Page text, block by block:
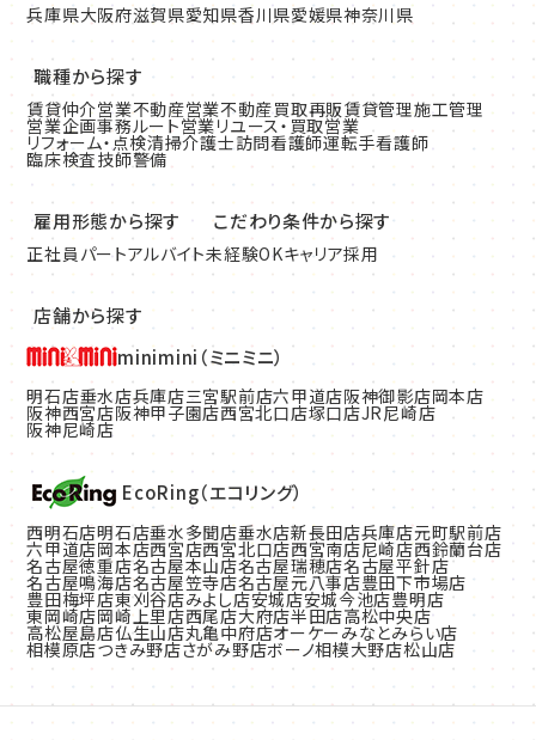
兵庫県大阪府滋賀県愛知県香川県愛媛県神奈川県
職種から探す
賃貸仲介営業不動産営業不動産買取再販賃貸管理施工管理
営業企画事務ルート営業リユース・買取営業
リフォーム・点検清掃介護士訪問看護師運転手看護師
臨床検査技師警備
雇用形態から探す
正社員 パートアルバイト
こだわり条件から探す
未経験OKキャリア採用
店舗から探す
minimini（ミニミニ）
明石店垂水店兵庫店三宮駅前店六甲道店阪神御影店岡本店
阪神西宮店阪神甲子園店西宮北口店塚口店JR尼崎店
阪神尼崎店
EcoRing（エコリング）
西明石店明石店垂水多聞店垂水店新長田店兵庫店元町駅前店
六甲道店岡本店西宮店西宮北口店西宮南店尼崎店西鈴蘭台店
名古屋徳重店名古屋本山店名古屋瑞穂店名古屋平針店
名古屋鳴海店名古屋笠寺店名古屋元八事店豊田下市場店
豊田梅坪店東刈谷店みよし店安城店安城今池店豊明店
東岡崎店岡崎上里店西尾店大府店半田店高松中央店
高松屋島店仏生山店丸亀中府店オーケーみなとみらい店
相模原店つきみ野店さがみ野店ボーノ相模大野店松山店